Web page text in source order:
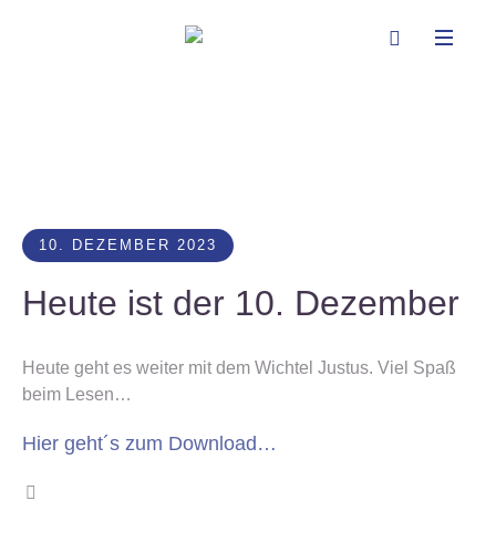
10. DEZEMBER 2023
Heute ist der 10. Dezember
Heute geht es weiter mit dem Wichtel Justus. Viel Spaß
beim Lesen…
Hier geht´s zum Download…